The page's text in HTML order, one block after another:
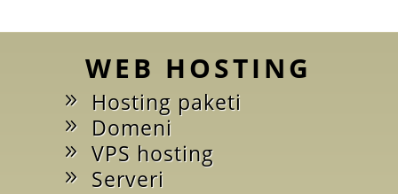
WEB HOSTING
Hosting paketi
Domeni
VPS hosting
Serveri